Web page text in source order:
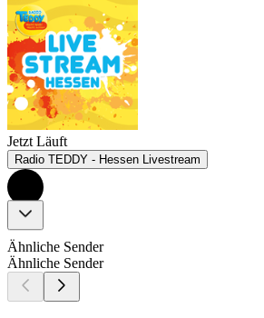
Jetzt Läuft
Radio TEDDY - Hessen Livestream
Ähnliche Sender
Ähnliche Sender